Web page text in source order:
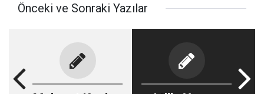
Önceki ve Sonraki Yazılar